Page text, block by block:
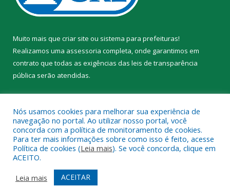
Muito mais que criar site ou sistema para prefeituras!
Realizamos uma assessoria completa, onde garantimos em
contrato que todas as exigências das leis de transparência
pública serão atendidas.
Todos os direitos reservados a Prefeitura Municipal de Trairão.
Mapa do Site
Acessar Área Administrativa
Acessar Webmail
Nós usamos cookies para melhorar sua experiência de
navegação no portal. Ao utilizar nosso portal, você
concorda com a política de monitoramento de cookies.
Para ter mais informações sobre como isso é feito, acesse
Política de cookies (Leia mais). Se você concorda, clique em
ACEITO.
Leia mais
ACEITAR